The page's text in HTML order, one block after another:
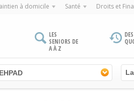
à domicile Santé Droits et
LES
SENIORS DE
A À Z
EHPAD